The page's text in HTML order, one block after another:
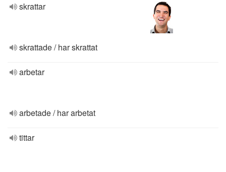
skrattar
skrattade / har skrattat
arbetar
arbetade / har arbetat
tittar